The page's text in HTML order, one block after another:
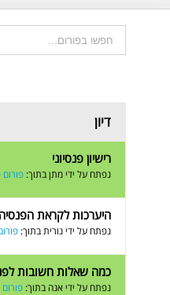
דיון
רישיון פנסיוני
נפתח על ידימתןבתוך:פורום
היערכות לקראת
נפתח על ידינוריתבתוך:
כמה שאלות חשובות
נפתח על ידיאנה בתוך: